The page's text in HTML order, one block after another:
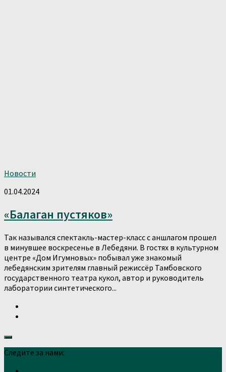
Новости
01.04.2024
«Балаган пустяков»
Так назывался спектакль-мастер-класс с аншлагом прошел
в минувшее воскресенье в Лебедяни. В гостях в культурном
центре «Дом Игумновых» побывал уже знакомый
лебедянским зрителям главный режиссёр Тамбовского
государственного театра кукол, автор и руководитель
лаборатории синтетического...
Следите за нами: